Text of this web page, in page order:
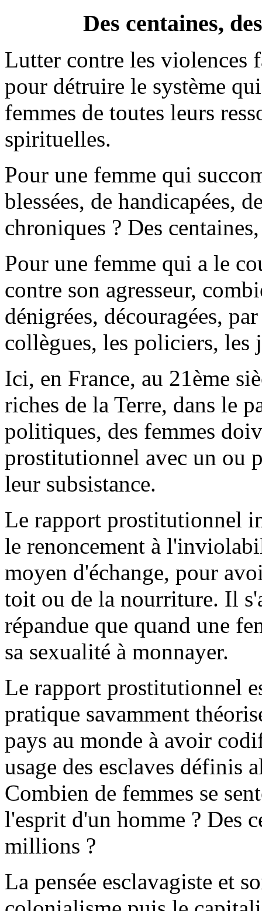
Des centaines,
Lutter contre les violences
pour détruire le système
femmes de toutes leurs
spirituelles.
Pour une femme qui
blessées, de handicapées,
chroniques ? Des
Pour une femme qui a le
contre son agresseur,
dénigrées, découragées,
collègues, les policiers, les
Ici, en France, au 21ème
riches de la Terre, dans le
politiques, des femmes
prostitutionnel avec un ou
leur subsistance.
Le rapport prostitutionnel
le renoncement à
moyen d'échange, pour
toit ou de la nourriture. Il
répandue que quand une
sa sexualité à monnayer.
Le rapport prostitutionnel
pratique savamment
pays au monde à avoir
usage des esclaves définis
Combien de femmes se
l'esprit d'un homme ? Des
millions ?
La pensée esclavagiste et